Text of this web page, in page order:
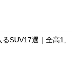
SUV17選｜全高1,